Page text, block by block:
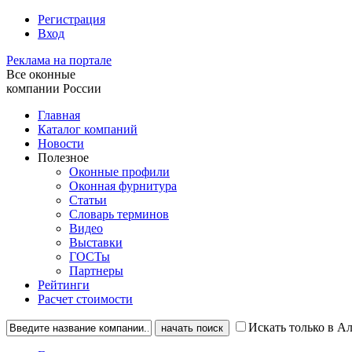
Регистрация
Вход
Реклама на портале
Все оконные
компании России
Главная
Каталог компаний
Новости
Полезное
Оконные профили
Оконная фурнитура
Статьи
Словарь терминов
Видео
Выставки
ГОСТы
Партнеры
Рейтинги
Расчет стоимости
Искать только в